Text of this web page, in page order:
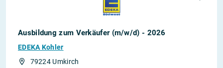
Ausbildung zum Verkäufer (m/w/d) - 2026
EDEKA Kohler
79224 Umkirch